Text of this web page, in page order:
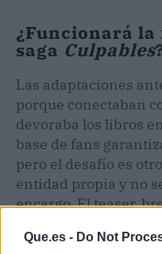
Que.es - Do Not
¿Funcionará
saga Culpables
Las adaptaciones
porque conectaban
devoraba los libros
base de fans
pero el desafío es
entidad propia y no
encargo. El teaser,
del thriller